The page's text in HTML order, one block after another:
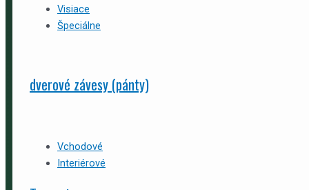
Visiace
Špeciálne
dverové závesy (pánty)
Vchodové
Interiérové